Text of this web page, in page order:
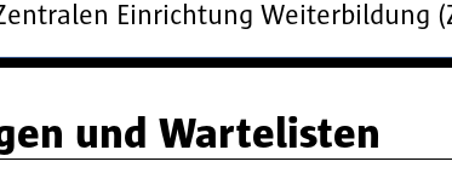
Einrichtung Weiterbildung
und Wartelisten